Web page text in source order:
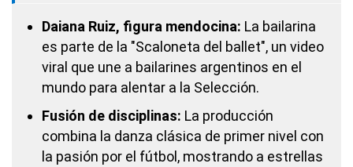
Daiana Ruiz, figura mendocina: La bailarina
es parte de la "Scaloneta del ballet", un video
viral que une a bailarines argentinos en el
mundo para alentar a la Selección.
Fusión de disciplinas: La producción
combina la danza clásica de primer nivel con
la pasión por el fútbol, mostrando a estrellas